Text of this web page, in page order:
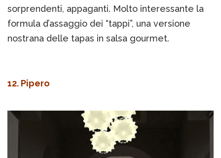
sorprendenti, appaganti. Molto interessante la
formula d’assaggio dei “tappi”, una versione
nostrana delle tapas in salsa gourmet.
12. Pipero